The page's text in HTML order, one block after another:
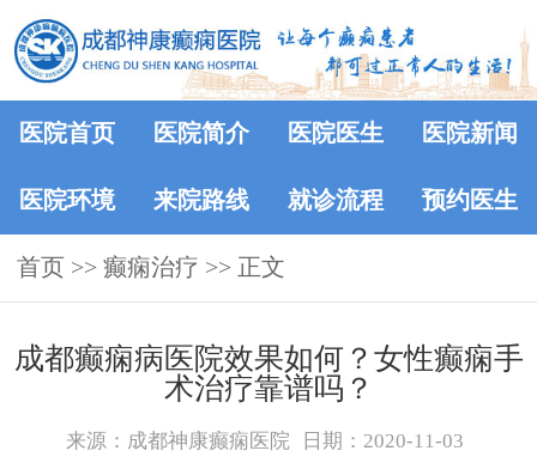
医院首页 医院简介 医院医生 医院新闻
医院环境 来院路线 就诊流程 预约医生
首页 >> 癫痫治疗 >> 正文
成都癫痫病医院效果如何？女性癫痫手
术治疗靠谱吗？
来源：成都神康癫痫医院 日期：2020-11-03